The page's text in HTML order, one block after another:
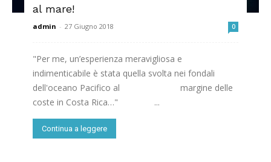
al mare!
admin - 27 Giugno 2018 0
"Per me, un’esperienza meravigliosa e
indimenticabile è stata quella svolta nei fondali
dell'oceano Pacifico al margine delle
coste in Costa Rica…" ...
Continua a leggere